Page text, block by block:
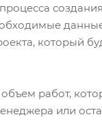
который
объем работ,
или